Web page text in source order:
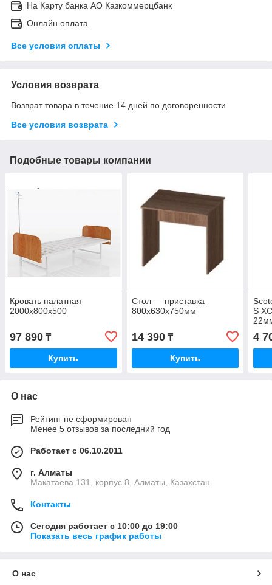
На Карту банка АО Казкоммерцбанк
Онлайн оплата
Все условия оплаты
Условия возврата
Возврат товара в течение 14 дней по договоренности
Все условия возврата
Подобные товары компании
Кровать палатная
2000х800х500
97 890 ₸
Купить
Стол — приставка
800х630х750мм
14 390₸
Купить
S
4
О нас
Рейтинг не сформирован
Менее 5 отзывов за последний год
Работает с 06.10.2011
г. Алматы
Макатаева 131, корпус 8, Алматы, Казахстан
Контакты
Сегодня работает с 10:00 до 19:00
Показать весь график работы
О нас